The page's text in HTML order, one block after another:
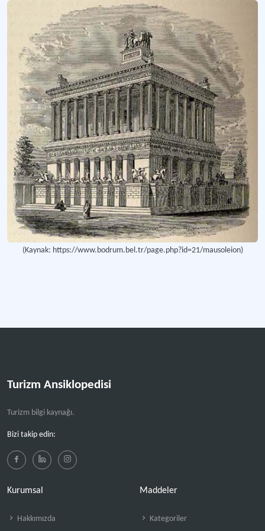
(Kaynak: https://www.bodrum.bel.tr/page.php?id=21/mausoleion)
Turizm Ansiklopedisi
Turizm bilgi kaynağı.
Bizi takip edin:
Kurumsal
Hakkımızda
Maddeler
Kategoriler